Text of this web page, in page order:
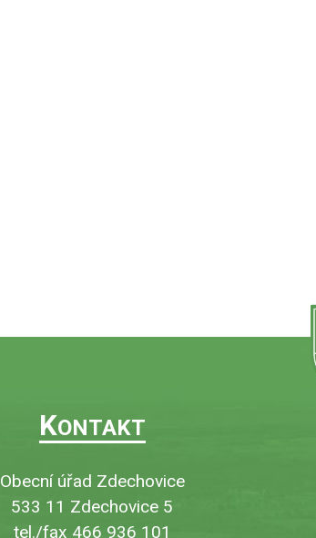
KONTAKT
Obecní úřad Zdechovice
533 11 Zdechovice 5
tel./fax 466 936 101